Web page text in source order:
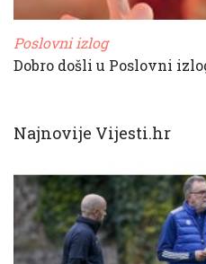
Poslovni izlog
Dobro došli u Poslovni
Najnovije Vijesti.hr